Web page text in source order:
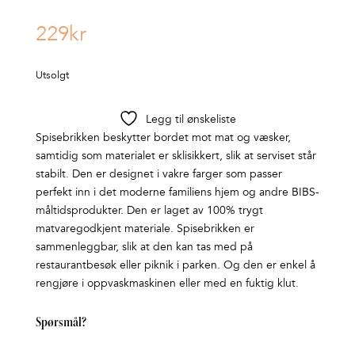
229kr
Utsolgt
Legg til ønskeliste
Spisebrikken beskytter bordet mot mat og væsker,
samtidig som materialet er sklisikkert, slik at serviset står
stabilt. Den er designet i vakre farger som passer
perfekt inn i det moderne familiens hjem og andre BIBS-
måltidsprodukter. Den er laget av 100% trygt
matvaregodkjent materiale. Spisebrikken er
sammenleggbar, slik at den kan tas med på
restaurantbesøk eller piknik i parken. Og den er enkel å
rengjøre i oppvaskmaskinen eller med en fuktig klut.
Spørsmål?